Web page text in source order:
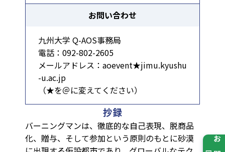
お問い合わせ
九州大学 Q-AOS事務局
電話：092-802-2605
メールアドレス：aoevent★jimu.kyushu
-u.ac.jp
（★を＠に変えてください）
抄録
バーニングマンは、徹底的な自己表現、脱商品
化、贈与、そして参加という原則のもとに砂漠